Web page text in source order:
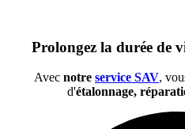
Prolongez la durée de
Avec notre service SAV,
d'étalonnage,